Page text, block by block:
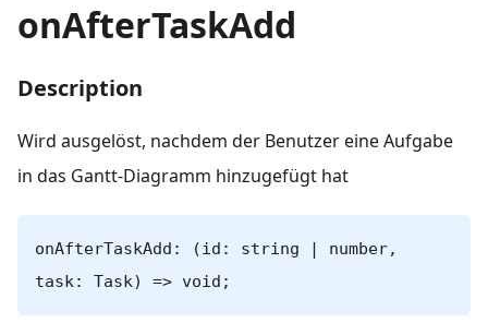
onAfterTaskAdd
Description
Wird ausgelöst, nachdem der Benutzer eine Aufgabe
in das Gantt-Diagramm hinzugefügt hat
onAfterTaskAdd: (id: string | number,
task: Task) => void;